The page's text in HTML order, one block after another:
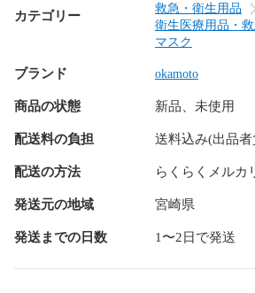
カテゴリー
救急・衛生用品
衛生医療用品・
マスク
ブランド okamoto
商品の状態 新品、未使用
配送料の負担 送料込み(出品
配送の方法 らくらくメルカ
発送元の地域 宮崎県
発送までの日数 1〜2日で発送